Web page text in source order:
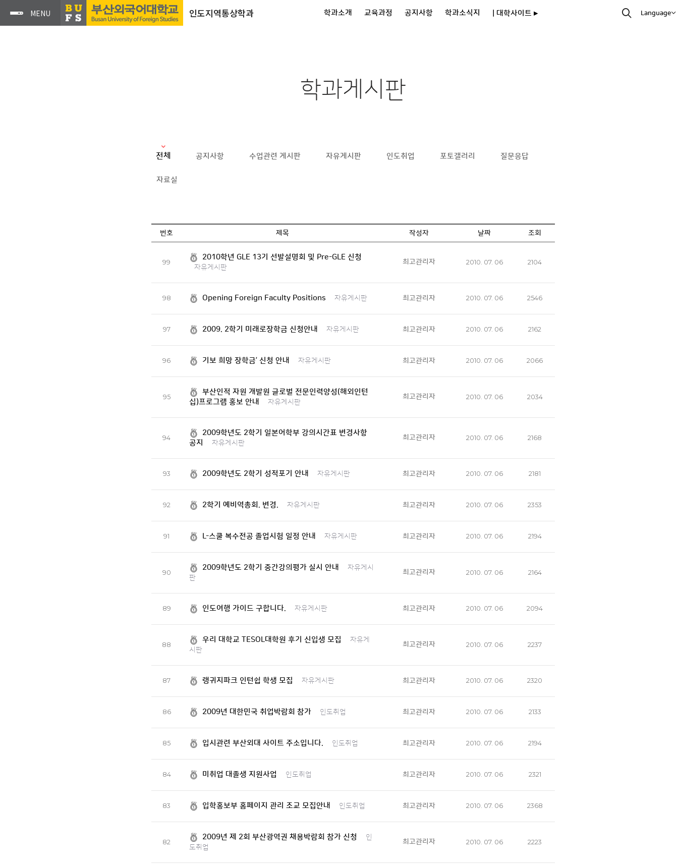
인도지역통상학과 학과소개 교육과정 공지사항 학과소식지 | 대학사이트 ▸ Language
학과게시판
전체 공지사항 수업관련 게시판 자유게시판 인도취업 포토갤러리 질문응답
자료실
번호 제목 작성자 날짜 조회
99
2010학년 GLE 13기 선발설명회 및 Pre-GLE 신청
자유게시판
최고관리자 2010. 07. 06 2104
98 Opening Foreign Faculty Positions 자유게시판 최고관리자 2010. 07. 06 2546
97 2009. 2학기 미래로장학금 신청안내 자유게시판 최고관리자 2010. 07. 06 2162
96 기보 희망 장학금’ 신청 안내 자유게시판 최고관리자 2010. 07. 06 2066
95
부산인적 자원 개발원 글로벌 전문인력양성(해외인턴
십)프로그램 홍보 안내
자유게시판
최고관리자 2010. 07. 06 2034
94
2009학년도 2학기 일본어학부 강의시간표 변경사항
공지
자유게시판
최고관리자 2010. 07. 06 2168
93 2009학년도 2학기 성적포기 안내 자유게시판 최고관리자 2010. 07. 06 2181
92 2학기 예비역총회. 변경. 자유게시판 최고관리자 2010. 07. 06 2353
91 L-스쿨 복수전공 졸업시험 일정 안내 자유게시판 최고관리자 2010. 07. 06 2194
90
2009학년도 2학기 중간강의평가 실시 안내
자유게시
판
최고관리자 2010. 07. 06 2164
89 인도여행 가이드 구합니다. 자유게시판 최고관리자 2010. 07. 06 2094
88
우리 대학교 TESOL대학원 후기 신입생 모집
자유게
시판
최고관리자 2010. 07. 06 2237
87 랭귀지파크 인턴쉽 학생 모집 자유게시판 최고관리자 2010. 07. 06 2320
86 2009년 대한민국 취업박람회 참가 인도취업 최고관리자 2010. 07. 06 2133
85 입시관련 부산외대 사이트 주소입니다. 인도취업 최고관리자 2010. 07. 06 2194
84 미취업 대졸생 지원사업 인도취업 최고관리자 2010. 07. 06 2321
83 입학홍보부 홈페이지 관리 조교 모집안내 인도취업 최고관리자 2010. 07. 06 2368
82
2009년 제 2회 부산광역권 채용박람회 참가 신청
인
도취업
최고관리자 2010. 07. 06 2223